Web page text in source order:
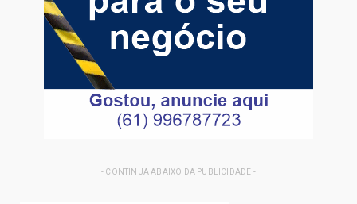
- CONTINUA ABAIXO DA PUBLICIDADE -